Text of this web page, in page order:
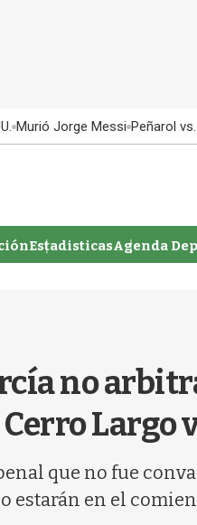
Murió Jorge Messi Peñarol
EstadisticasAgenda
no
Largo
que no fue
estarán en el